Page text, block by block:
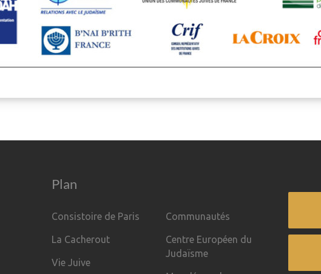
Plan
Consistoire de Paris
La Cacherout
Vie Juive
Communautés
Centre Européen du
Judaïsme